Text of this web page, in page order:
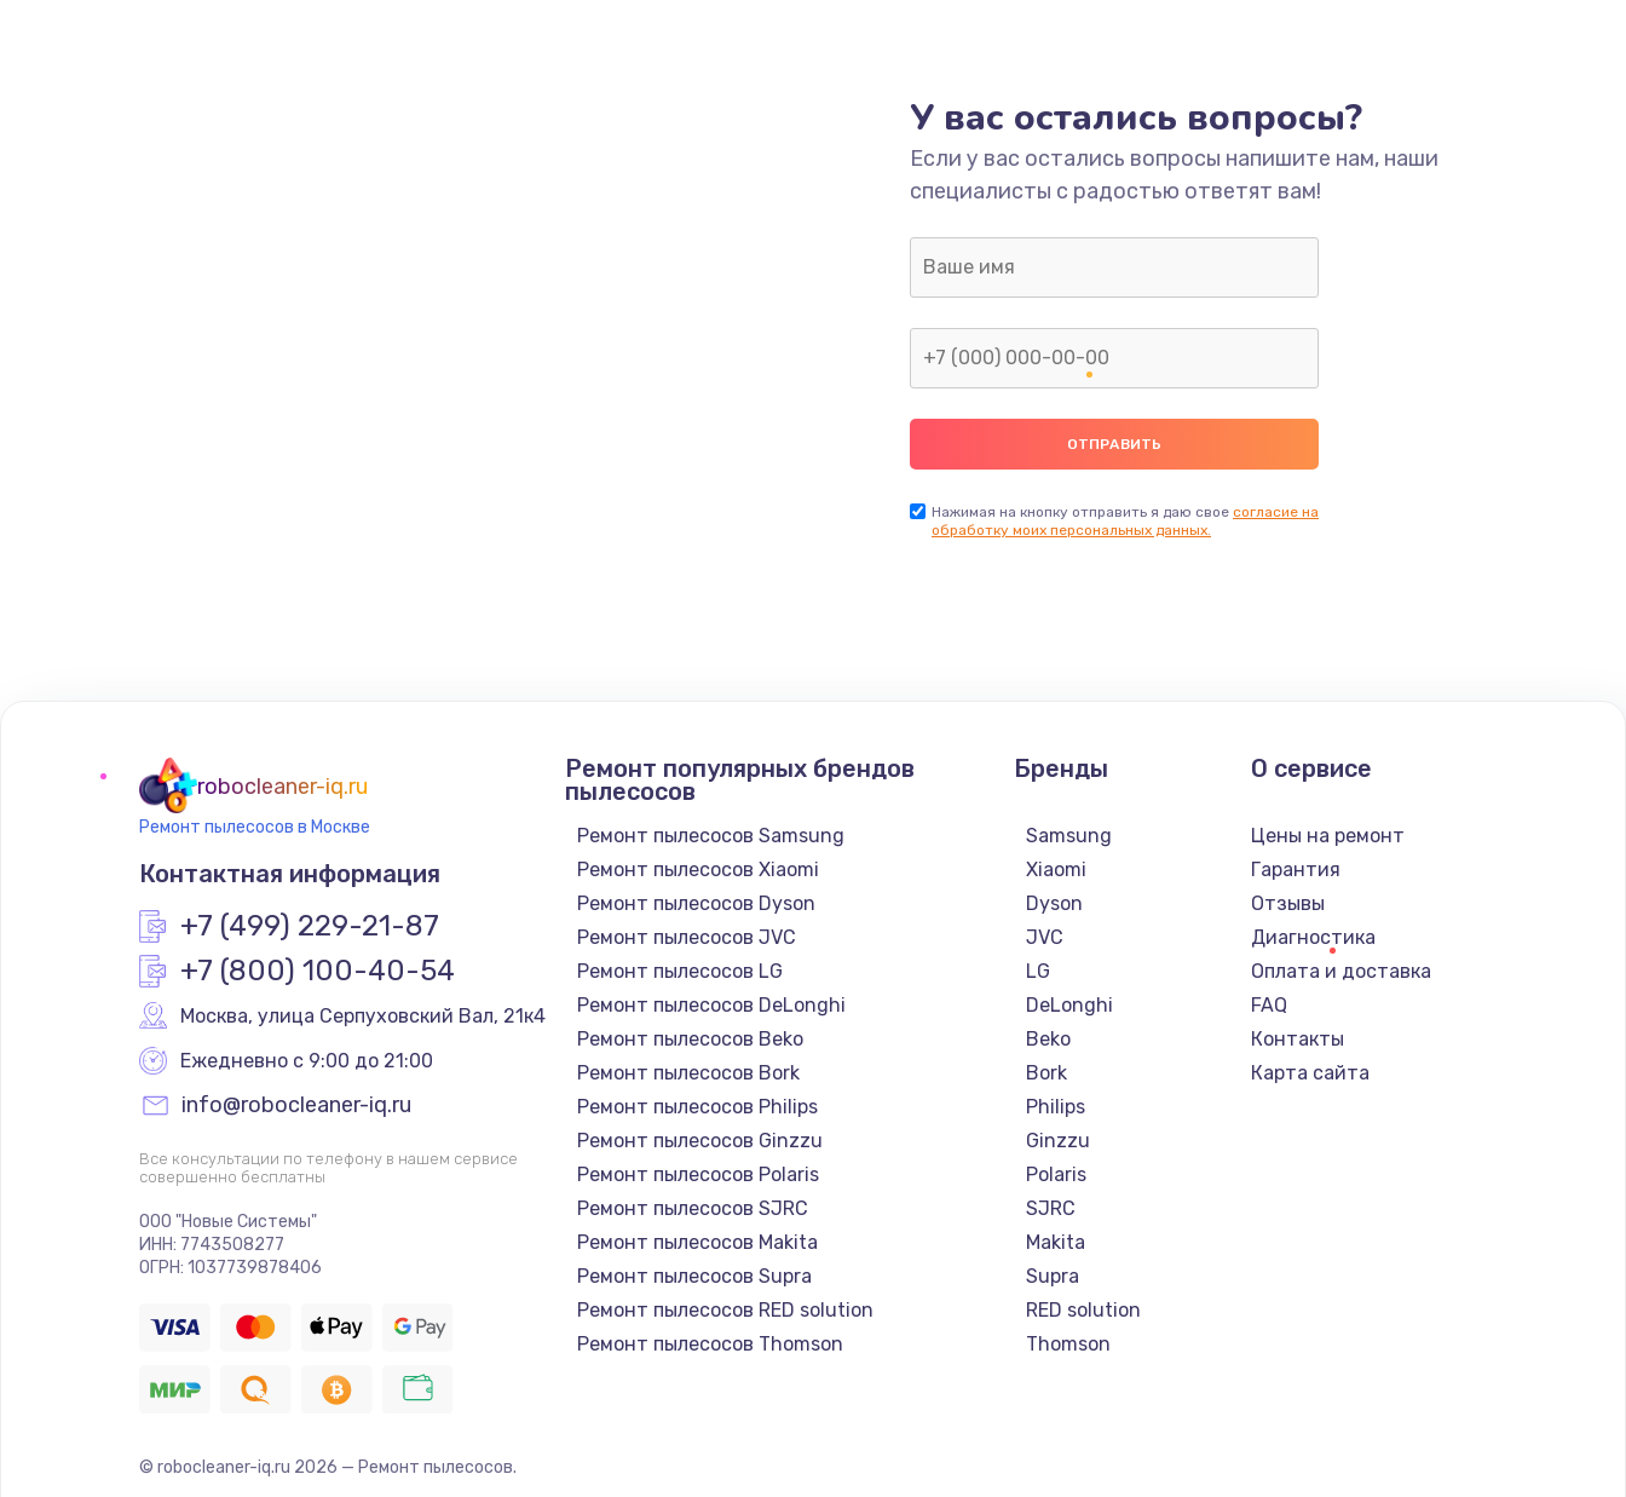
У вас остались вопросы?
Если у вас остались вопросы напишите нам, наши
специалисты с радостью ответят вам!
Нажимая на кнопку отправить я даю свое согласие на
обработку моих персональных данных.
robocleaner-iq.ru
Ремонт пылесосов в Москве
Контактная информация
+7 (499) 229-21-87
+7 (800) 100-40-54
Москва, улица Серпуховский Вал, 21к4
Ежедневно с 9:00 до 21:00
info@robocleaner-iq.ru
Все консультации по телефону в нашем сервисе
совершенно бесплатны
ООО "Новые Системы"
ИНН: 7743508277
ОГРН: 1037739878406
Ремонт популярных брендов
пылесосов
Ремонт пылесосов Samsung
Ремонт пылесосов Xiaomi
Ремонт пылесосов Dyson
Ремонт пылесосов JVC
Ремонт пылесосов LG
Ремонт пылесосов DeLonghi
Ремонт пылесосов Beko
Ремонт пылесосов Bork
Ремонт пылесосов Philips
Ремонт пылесосов Ginzzu
Ремонт пылесосов Polaris
Ремонт пылесосов SJRC
Ремонт пылесосов Makita
Ремонт пылесосов Supra
Ремонт пылесосов RED solution
Ремонт пылесосов Thomson
Бренды
Samsung
Xiaomi
Dyson
JVC
LG
DeLonghi
Beko
Bork
Philips
Ginzzu
Polaris
SJRC
Makita
Supra
RED solution
Thomson
О сервисе
Цены на ремонт
Гарантия
Отзывы
Диагностика
Оплата и доставка
FAQ
Контакты
Карта сайта
© robocleaner-iq.ru 2026 — Ремонт пылесосов.